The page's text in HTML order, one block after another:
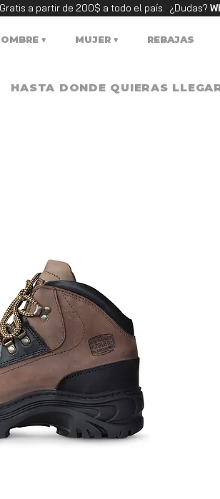
a partir de 200$ a todo el país. ¿Dudas?
▾ MUJER ▾ REBAJAS
HASTA DONDE QUIERAS